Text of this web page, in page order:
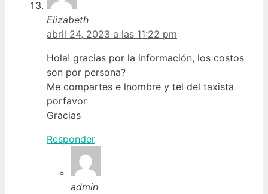
Elizabeth
abril 24, 2023 a las 11:22 pm
Hola! gracias por la información, los costos
son por persona?
Me compartes e lnombre y tel del taxista
porfavor
Gracias
Responder
admin